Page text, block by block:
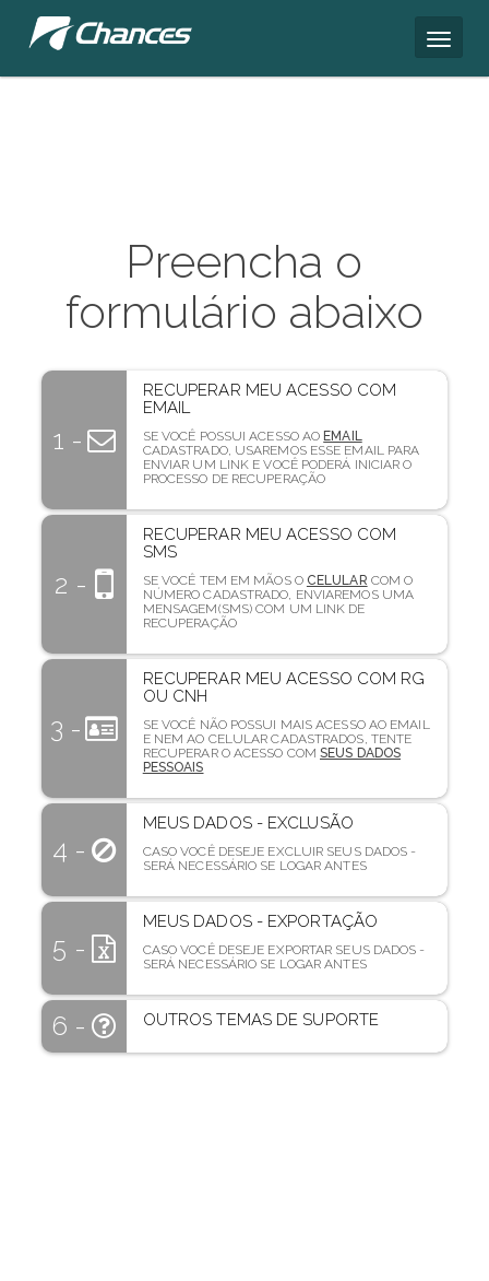
Preencha o
formulário abaixo
1 -
RECUPERAR MEU ACESSO COM
EMAIL
SE VOCÊ POSSUI ACESSO AOEMAIL
CADASTRADO, USAREMOS ESSE EMAIL PARA
ENVIAR UM LINK E VOCÊ PODERÁ INICIAR O
PROCESSO DE RECUPERAÇÃO
2 -
RECUPERAR MEU ACESSO COM
SMS
SE VOCÊ TEM EM MÃOS O CELULAR COM O
NÚMERO CADASTRADO, ENVIAREMOS UMA
MENSAGEM(SMS) COM UM LINK DE
RECUPERAÇÃO
3 -
RECUPERAR MEU ACESSO COM RG
OU CNH
SE VOCÊ NÃO POSSUI MAIS ACESSO AO EMAIL
E NEM AO CELULAR CADASTRADOS, TENTE
RECUPERAR O ACESSO COMSEUS DADOS
PESSOAIS
4 -
MEUS DADOS - EXCLUSÃO
CASO VOCÊ DESEJE EXCLUIR SEUS DADOS -
SERÁ NECESSÁRIO SE LOGAR ANTES
5 -
MEUS DADOS - EXPORTAÇÃO
CASO VOCÊ DESEJE EXPORTAR SEUS DADOS -
SERÁ NECESSÁRIO SE LOGAR ANTES
6 - OUTROS TEMAS DE SUPORTE